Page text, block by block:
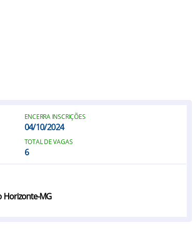
ENCERRA INSCRIÇÕES
04/10/2024
TOTAL DE VAGAS
6
Horizonte-MG